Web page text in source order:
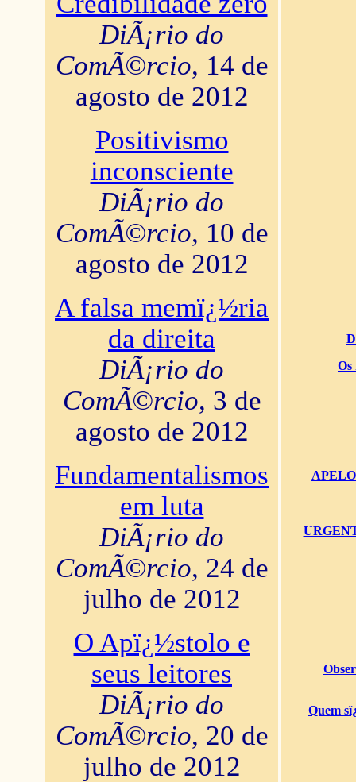
DiÃ¡rio do
ComÃ©rcio, 14 de
agosto de 2012
Positivismo
inconsciente
DiÃ¡rio do
ComÃ©rcio, 10 de
agosto de 2012
A falsa memï¿½ria
da direita
DiÃ¡rio do
ComÃ©rcio, 3 de
agosto de 2012
Fundamentalismos
em luta
DiÃ¡rio do
ComÃ©rcio, 24 de
julho de 2012
O Apï¿½stolo e
seus leitores
DiÃ¡rio do
ComÃ©rcio, 20 de
julho de 2012
Os
Quem